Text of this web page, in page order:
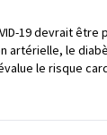
19 devrait
artérielle, le
le risque